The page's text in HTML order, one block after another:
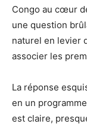
Congo au cœur
une question
naturel en levier
associer les
La réponse
en un
est claire,